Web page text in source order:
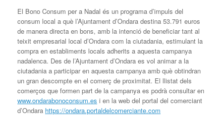
El Bono Consum per a Nadal és un programa d’impuls del
consum local a què l’Ajuntament d’Ondara destina 53.791 euros
de manera directa en bons, amb la intenció de beneficiar tant al
teixit empresarial local d’Ondara com la ciutadania, estimulant la
compra en establiments locals adherits a aquesta campanya
nadalenca. Des de l’Ajuntament d’Ondara es vol animar a la
ciutadania a participar en aquesta campanya amb què obtindran
un gran descompte en el comerç de proximitat. El llistat dels
comerços que formen part de la campanya es podrà consultar en
www.ondarabonoconsum.es i en la web del portal del comerciant
d’Ondara https://ondara.portaldelcomerciante.com